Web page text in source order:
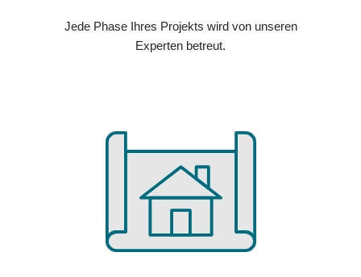
Jede Phase Ihres Projekts wird von unseren
Experten betreut.